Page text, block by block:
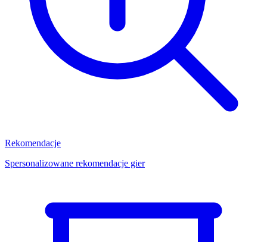
Rekomendacje
Spersonalizowane rekomendacje gier